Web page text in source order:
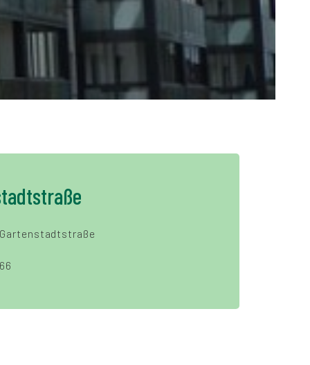
Gartenstadtstraße
66